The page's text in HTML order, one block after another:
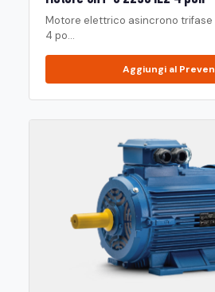
Motore elettrico asincrono trifase
4 po...
Aggiungi al